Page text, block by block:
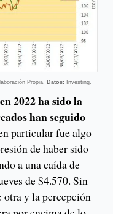
Propia. Datos: Investing.
2022 ha sido la
han seguido
particular fue algo
de haber sido
a una caída de
de $4.570. Sin
otra y la percepción